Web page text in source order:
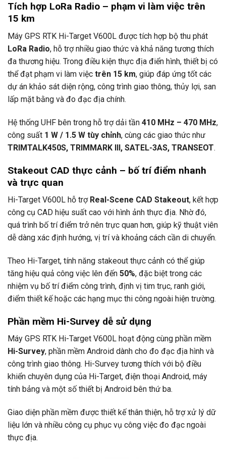
Tích hợp LoRa Radio – phạm vi làm việc trên
15 km
Máy GPS RTK Hi-Target V600L được tích hợp bộ thu phát
LoRa Radio, hỗ trợ nhiều giao thức và khả năng tương thích
đa thương hiệu. Trong điều kiện thực địa điển hình, thiết bị có
thể đạt phạm vi làm việc trên 15 km, giúp đáp ứng tốt các
dự án khảo sát diện rộng, công trình giao thông, thủy lợi, san
lấp mặt bằng và đo đạc địa chính.
Hệ thống UHF bên trong hỗ trợ dải tần 410 MHz – 470 MHz,
công suất 1 W / 1.5 W tùy chỉnh, cùng các giao thức như
TRIMTALK450S, TRIMMARK III, SATEL-3AS, TRANSEOT.
Stakeout CAD thực cảnh – bố trí điểm nhanh
và trực quan
Hi-Target V600L hỗ trợ Real-Scene CAD Stakeout, kết hợp
công cụ CAD hiệu suất cao với hình ảnh thực địa. Nhờ đó,
quá trình bố trí điểm trở nên trực quan hơn, giúp kỹ thuật viên
dễ dàng xác định hướng, vị trí và khoảng cách cần di chuyển.
Theo Hi-Target, tính năng stakeout thực cảnh có thể giúp
tăng hiệu quả công việc lên đến 50%, đặc biệt trong các
nhiệm vụ bố trí điểm công trình, định vị tim trục, ranh giới,
điểm thiết kế hoặc các hạng mục thi công ngoài hiện trường.
Phần mềm Hi-Survey dễ sử dụng
Máy GPS RTK Hi-Target V600L hoạt động cùng phần mềm
Hi-Survey, phần mềm Android dành cho đo đạc địa hình và
công trình giao thông. Hi-Survey tương thích với bộ điều
khiển chuyên dụng của Hi-Target, điện thoại Android, máy
tính bảng và một số thiết bị Android bên thứ ba.
Giao diện phần mềm được thiết kế thân thiện, hỗ trợ xử lý dữ
liệu lớn và nhiều công cụ phục vụ công việc đo đạc ngoài
thực địa.